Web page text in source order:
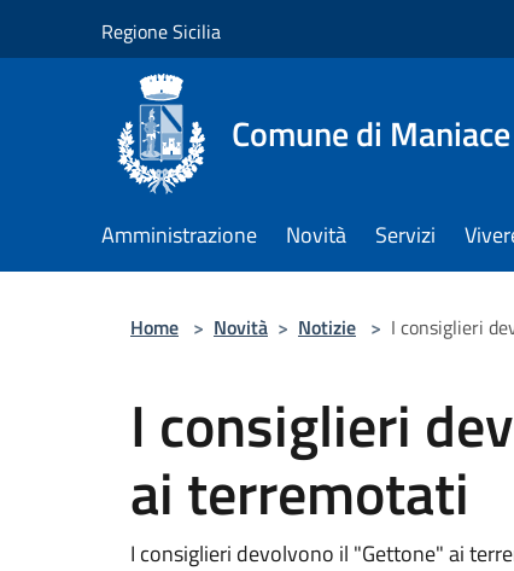
Regione Sicilia
Comune di Maniace
Amministrazione Novità Servizi
Home > Novità > Notizie > I consiglieri
I consiglieri
ai terremotati
I consiglieri devolvono il "Gettone" ai